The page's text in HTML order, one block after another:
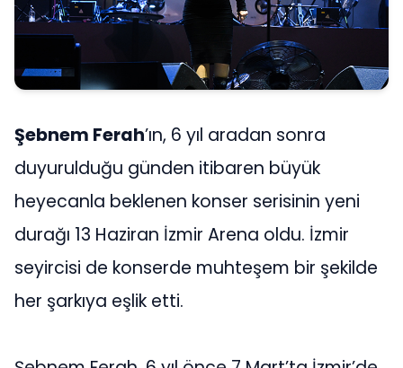
Şebnem Ferah’ın, 6 yıl aradan sonra
duyurulduğu günden itibaren büyük
heyecanla beklenen konser serisinin yeni
durağı 13 Haziran İzmir Arena oldu. İzmir
seyircisi de konserde muhteşem bir şekilde
her şarkıya eşlik etti.